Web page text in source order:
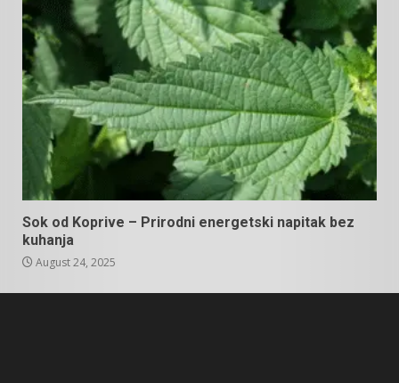
Sok od Koprive – Prirodni energetski napitak bez
kuhanja
August 24, 2025